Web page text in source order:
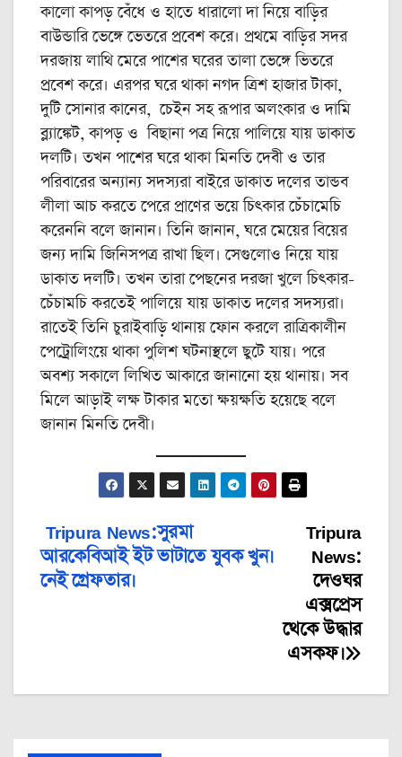
কালো কাপড় বেঁধে ও হাতে ধারালো দা নিয়ে বাড়ির
বাউন্ডারি ভেঙ্গে ভেতরে প্রবেশ করে। প্রথমে বাড়ির সদর
দরজায় লাথি মেরে পাশের ঘরের তালা ভেঙ্গে ভিতরে
প্রবেশ করে। এরপর ঘরে থাকা নগদ ত্রিশ হাজার টাকা,
দুটি সোনার কানের, চেইন সহ রূপার অলংকার ও দামি
ব্ল্যাঙ্কেট, কাপড় ও বিছানা পত্র নিয়ে পালিয়ে যায় ডাকাত
দলটি। তখন পাশের ঘরে থাকা মিনতি দেবী ও তার
পরিবারের অন্যান্য সদস্যরা বাইরে ডাকাত দলের তান্ডব
লীলা আচ করতে পেরে প্রাণের ভয়ে চিৎকার চেঁচামেচি
করেননি বলে জানান। তিনি জানান, ঘরে মেয়ের বিয়ের
জন্য দামি জিনিসপত্র রাখা ছিল। সেগুলোও নিয়ে যায়
ডাকাত দলটি। তখন তারা পেছনের দরজা খুলে চিৎকার-
চেঁচামচি করতেই পালিয়ে যায় ডাকাত দলের সদস্যরা।
রাতেই তিনি চুরাইবাড়ি থানায় ফোন করলে রাত্রিকালীন
পেট্রোলিংয়ে থাকা পুলিশ ঘটনাস্থলে ছুটে যায়। পরে
অবশ্য সকালে লিখিত আকারে জানানো হয় থানায়। সব
মিলে আড়াই লক্ষ টাকার মতো ক্ষয়ক্ষতি হয়েছে বলে
জানান মিনতি দেবী।
Post
navigation
Tripura
News:
দেওঘর
এক্সপ্রেস
থেকে উদ্ধার
এসকফ।
Tripura News:সুরমা
আরকেবিআই ইট ভাটাতে যুবক খুন।
নেই গ্রেফতার।